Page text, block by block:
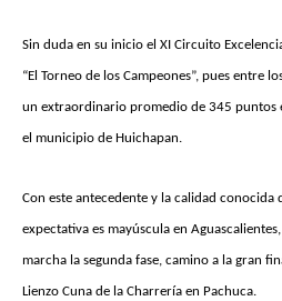
Sin duda en su inicio el XI Circuito
“El Torneo de los Campeones”, pues entre
un extraordinario promedio de 345 puntos
el municipio de Huichapan.
Con este antecedente y la calidad conocida
expectativa es mayúscula en
marcha la segunda fase, camino a la gran
Lienzo Cuna de la Charrería en Pachuca.